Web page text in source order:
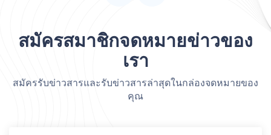
สมัครสมาชิกจดหมายข่าวของ
เรา
สมัครรับข่าวสารและรับข่าวสารล่าสุดในกล่องจดหมายของ
คุณ